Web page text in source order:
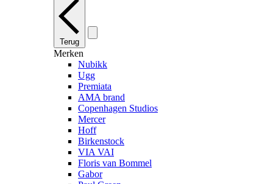
Terug
Merken
Nubikk
Ugg
Premiata
AMA brand
Copenhagen Studios
Mercer
Hoff
Birkenstock
VIA VAI
Floris van Bommel
Gabor